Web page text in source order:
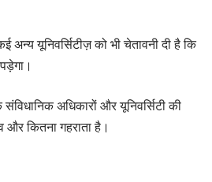
अन्य यूनिवर्सिटीज़ को भी चेतावनी दी है कि
अधिकारों और यूनिवर्सिटी की
कितना गहराता है।